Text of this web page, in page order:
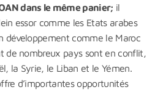
dans le même panier; il
essor comme les Etats arabes
développement comme le Maroc
de nombreux pays sont en conflit,
la Syrie, le Liban et le Yémen.
d’importantes opportunités